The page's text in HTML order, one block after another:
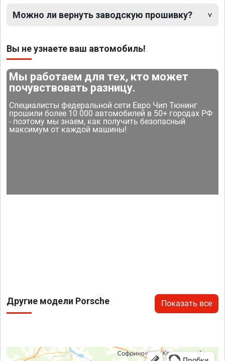
Можно ли вернуть заводскую прошивку?
Вы не узнаете ваш автомобиль!
Мы работаем для тех, кто может
почувствовать разницу.
Специалисты федеральной сети Евро Чип Тюнинг
прошили более 10 000 автомобилей в 50+ городах РФ
- поэтому мы знаем, как получить безопасный
максимум от каждой машины!
Другие модели Porsche Показать все